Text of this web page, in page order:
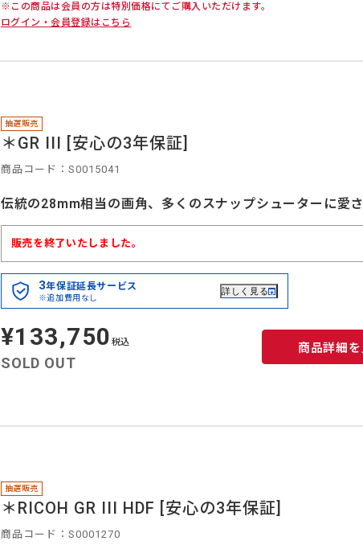
※この商品は会員の方は特別価格にてご購入いただけます。
ログイン・会員登録はこちら
抽選販売
＊GR III [安心の3年保証]
商品コード：S0015041
伝統の28mm相当の画角、多くのスナップシューターに愛
販売を終了いたしました。
3年保証延長サービス
※追加費用なし
詳しく見る
定
価
¥133,750 税込
SOLD OUT
商品詳細を
抽選販売
＊RICOH GR III HDF [安心の3年保証]
商品コード：S0001270